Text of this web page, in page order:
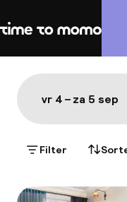
Home
Kaart
Toon op de kaart:
vr 4 – za 5 sep
Filter